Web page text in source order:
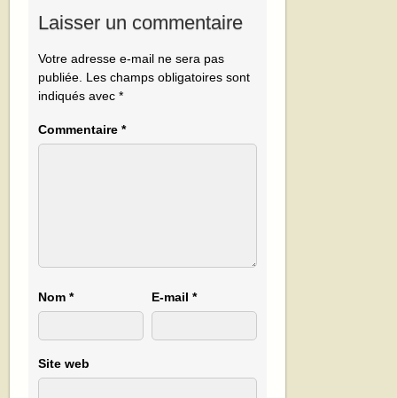
Laisser un commentaire
Votre adresse e-mail ne sera pas
publiée. Les champs obligatoires sont
indiqués avec*
Commentaire*
Nom* E-mail*
Site web